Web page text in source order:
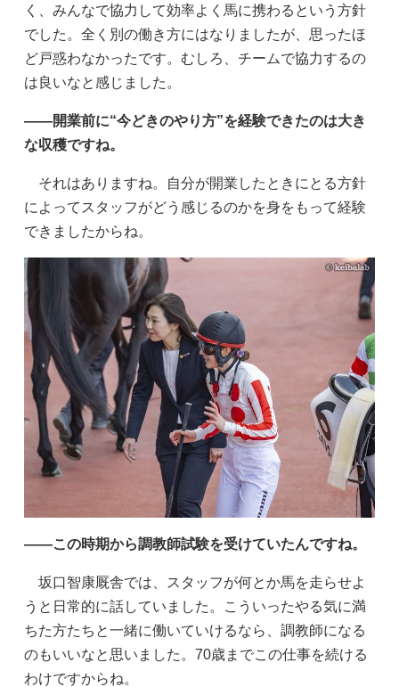
く、みんなで協力して効率よく馬に携わるという方針
でした。全く別の働き方にはなりましたが、思ったほ
ど戸惑わなかったです。むしろ、チームで協力するの
は良いなと感じました。
——開業前に“今どきのやり方”を経験できたのは大き
な収穫ですね。
それはありますね。自分が開業したときにとる方針
によってスタッフがどう感じるのかを身をもって経験
できましたからね。
——この時期から調教師試験を受けていたんですね。
坂口智康厩舎では、スタッフが何とか馬を走らせよ
うと日常的に話していました。こういったやる気に満
ちた方たちと一緒に働いていけるなら、調教師になる
のもいいなと思いました。70歳までこの仕事を続ける
わけですからね。